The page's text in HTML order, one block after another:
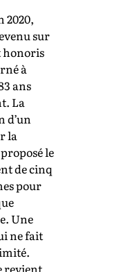
2020,
sur
honoris
à
ans
La
d’un
la
le
de cinq
pour
Une
ne fait